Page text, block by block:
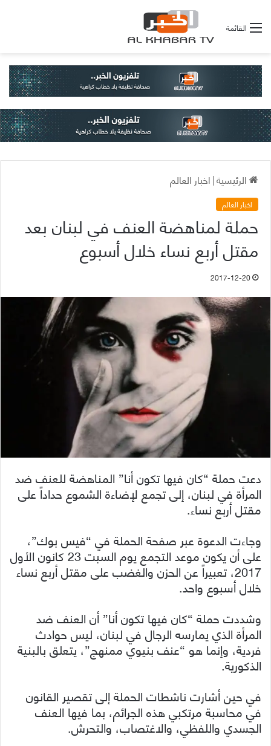
القائمة
الرئيسية|اخبار العالم
اخبار العالم
حملة لمناهضة العنف في لبنان بعد
مقتل أربع نساء خلال أسبوع
2017-12-20
دعت حملة “كان فيها تكون أنا” المناهضة للعنف ضد
المرأة في لبنان، إلى تجمع لإضاءة الشموع حداداً على
مقتل أربع نساء.
وجاءت الدعوة عبر صفحة الحملة في “فيس بوك”،
على أن يكون موعد التجمع يوم السبت 23 كانون الأول
2017، تعبيراً عن الحزن والغضب على مقتل أربع نساء
خلال أسبوع واحد.
وشددت حملة “كان فيها تكون أنا” أن العنف ضد
المرأة الذي يمارسه الرجال في لبنان، ليس حوادث
فردية، وإنما هو “عنف بنيوي ممنهج”، يتعلق بالبنية
الذكورية.
في حين أشارت ناشطات الحملة إلى تقصير القانون
في محاسبة مرتكبي هذه الجرائم، بما فيها العنف
الجسدي واللفظي، والاغتصاب، والتحرش.